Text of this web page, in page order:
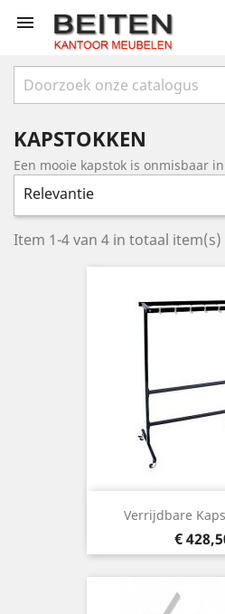

KAPSTOKKEN
Een mooie kapstok is onmisbaar
Relevantie
Item 1-4 van 4 in totaal item(s)
Verrijdbare
Prijs
€